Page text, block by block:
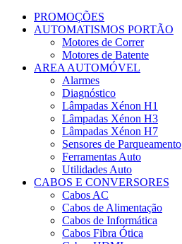
PROMOÇÕES
AUTOMATISMOS PORTÃO
Motores de Correr
Motores de Batente
AREA AUTOMÓVEL
Alarmes
Diagnóstico
Lâmpadas Xénon H1
Lâmpadas Xénon H3
Lâmpadas Xénon H7
Sensores de Parqueamento
Ferramentas Auto
Utilidades Auto
CABOS E CONVERSORES
Cabos AC
Cabos de Alimentação
Cabos de Informática
Cabos Fibra Ótica